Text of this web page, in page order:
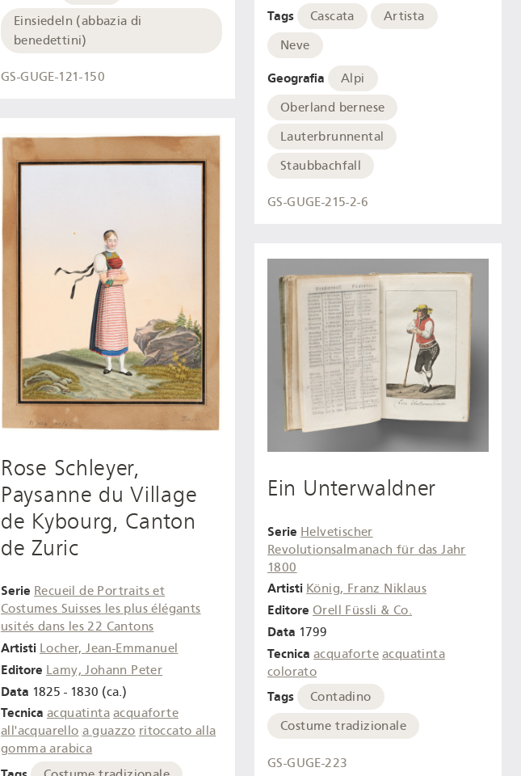
Einsiedeln (abbazia di
benedettini)
GS-GUGE-121-150
Rose Schleyer,
Paysanne du Village
de Kybourg, Canton
de Zuric
Serie Recueil de Portraits et
Costumes Suisses les plus élégants
usités dans les 22 Cantons
Artisti Locher, Jean-Emmanuel
Editore Lamy, Johann Peter
Data 1825 - 1830 (ca.)
Tecnica acquatinta acquaforte
all'acquarello a guazzo ritoccato alla
gomma arabica
Tags Cascata
Artista
Neve
Geografia
Alpi
Oberland bernese
Lauterbrunnental
Staubbachfall
GS-GUGE-215-2-6
Ein Unterwaldner
Serie Helvetischer
Revolutionsalmanach für das Jahr
1800
Artisti König, Franz Niklaus
Editore Orell Füssli & Co.
Data 1799
Tecnica acquaforte acquatinta
colorato
Tags
Contadino
Costume tradizionale
GS-GUGE-223